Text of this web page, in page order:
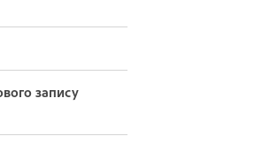
запису